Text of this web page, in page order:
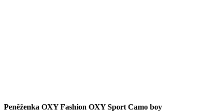
Peněženka OXY Fashion OXY Sport Camo boy